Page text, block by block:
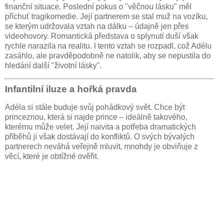
finanční situace. Poslední pokus o "věčnou lásku" měl
příchuť tragikomedie. Její partnerem se stal muž na vozíku,
se kterým udržovala vztah na dálku – údajně jen přes
videohovory. Romantická představa o splynutí duší však
rychle narazila na realitu. I tento vztah se rozpadl, což Adélu
zasáhlo, ale pravděpodobně ne natolik, aby se nepustila do
hledání další "životní lásky".
Infantilní iluze a hořká pravda
Adéla si stále buduje svůj pohádkový svět. Chce být
princeznou, která si najde prince – ideálně takového,
kterému může velet. Její naivita a potřeba dramatických
příběhů ji však dostávají do konfliktů. O svých bývalých
partnerech neváhá veřejně mluvit, mnohdy je obviňuje z
věcí, které je obtížné ověřit.